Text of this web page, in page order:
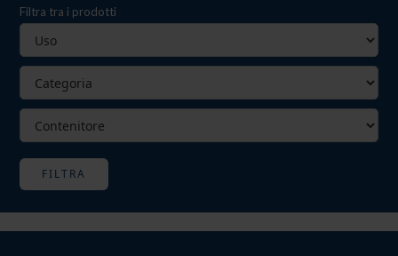
Filtra tra i prodotti
FILTRA